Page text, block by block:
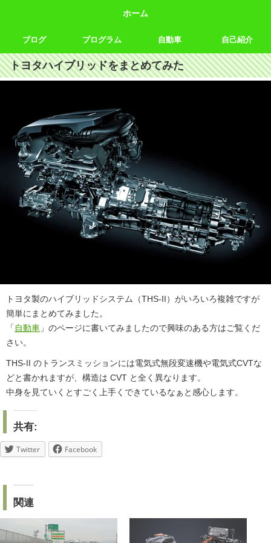
ホーム
ブログ プログラム 自動車 自己紹介
トヨタハイブリッドをまとめてみた
トヨタ製のハイブリッドシステム（THS-II）がいろいろ複雑ですが
簡単にまとめてみました。
「 自動車 」のページに書いてみましたので興味のある方はご覧くだ
さい。
THS-II のトランスミッションには電気式無段変速機や電気式CVTな
どと書かれますが、構造は CVT と全く異なります。
中身を見ていくとすごく上手くできているなぁと感心します。
共有:
Twitter Facebook
関連